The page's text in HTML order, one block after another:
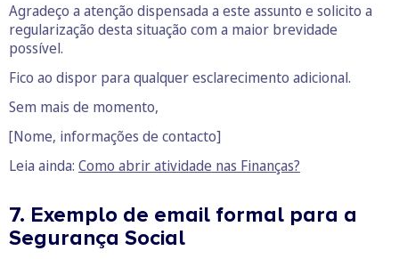
Agradeço a atenção dispensada a este assunto e solicito a
regularização desta situação com a maior brevidade
possível.
Fico ao dispor para qualquer esclarecimento adicional.
Sem mais de momento,
[Nome, informações de contacto]
Leia ainda: Como abrir atividade nas Finanças?
7. Exemplo de email formal para a
Segurança Social